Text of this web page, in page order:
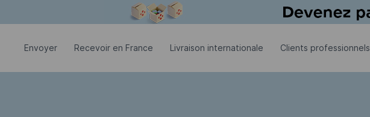
Envoyer Recevoir en France Livraison internationale Clients professionnels
La fenêtre modale est ouverte